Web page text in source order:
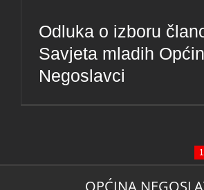
Odluka o izboru
Savjeta mladih
Negoslavci
1